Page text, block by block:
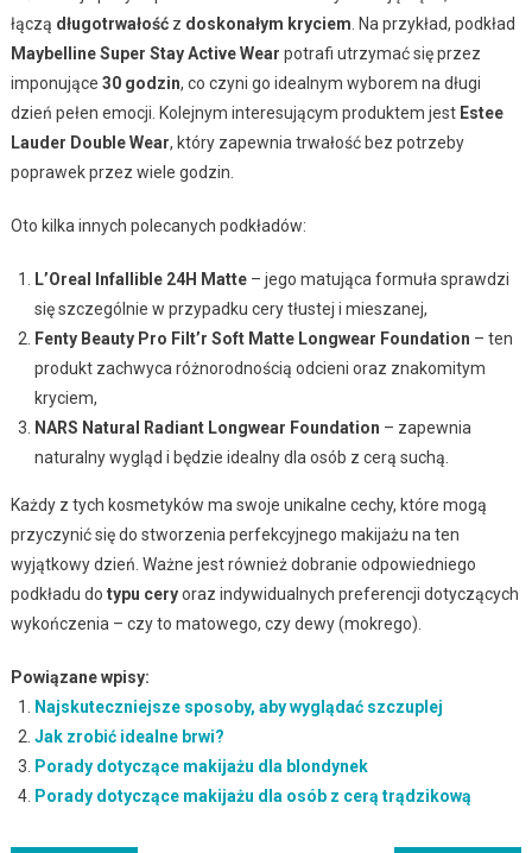
łączą długotrwałośćz doskonałym kryciem . Na przykład, podkład
Maybelline Super Stay Active Wear potrafi utrzymać się przez
imponujące 30 godzin, co czyni go idealnym wyborem na długi
dzień pełen emocji. Kolejnym interesującym produktem jest Estee
Lauder Double Wear, który zapewnia trwałość bez potrzeby
poprawek przez wiele godzin.
Oto kilka innych polecanych podkładów:
L’Oreal Infallible 24H Matte– jego matująca formuła sprawdzi
się szczególnie w przypadku cery tłustej i mieszanej,
Fenty Beauty Pro Filt’r Soft Matte Longwear Foundation – ten
produkt zachwyca różnorodnością odcieni oraz znakomitym
kryciem,
NARS Natural Radiant Longwear Foundation – zapewnia
naturalny wygląd i będzie idealny dla osób z cerą suchą.
Każdy z tych kosmetyków ma swoje unikalne cechy, które mogą
przyczynić się do stworzenia perfekcyjnego makijażu na ten
wyjątkowy dzień. Ważne jest również dobranie odpowiedniego
podkładu do typu ceryoraz indywidualnych preferencji dotyczących
wykończenia – czy to matowego, czy dewy (mokrego).
Powiązane wpisy:
Najskuteczniejsze sposoby, aby wyglądać szczuplej
Jak zrobić idealne brwi?
Porady dotyczące makijażu dla blondynek
Porady dotyczące makijażu dla osób z cerą trądzikową